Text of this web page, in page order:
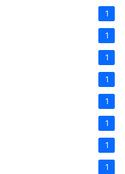
1
1
1
1
1
1
1
1